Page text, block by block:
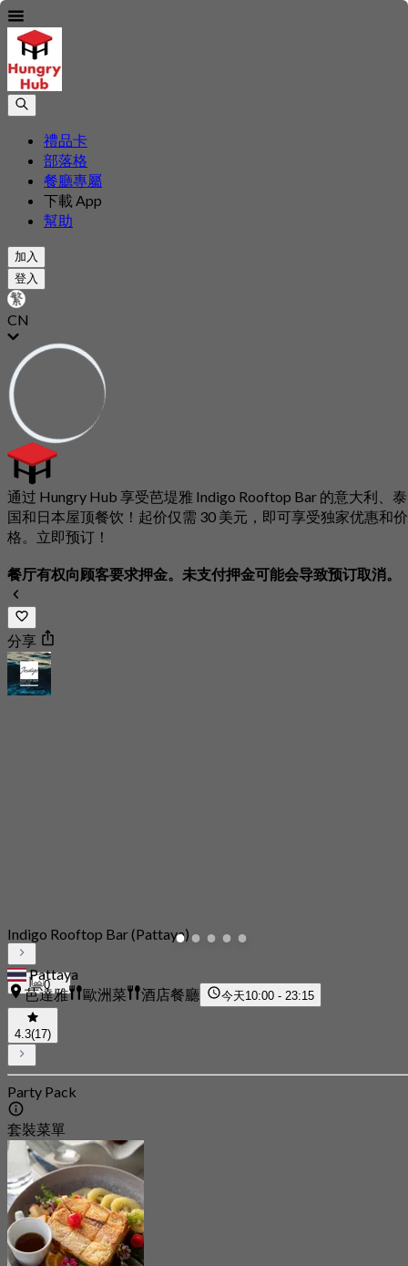
禮品卡
部落格
餐廳專屬
下載 App
幫助
加入
登入
CN
通过 Hungry Hub 享受芭堤雅 Indigo Rooftop Bar 的意大利、泰
国和日本屋顶餐饮！起价仅需 30 美元，即可享受独家优惠和价
格。立即预订！
餐厅有权向顾客要求押金。未支付押金可能会导致预订取消。
分享
0
Indigo Rooftop Bar (Pattaya)
Pattaya
芭達雅
歐洲菜 酒店餐廳 今天10:00 - 23:15
4.3(17)
Party Pack
套裝菜單